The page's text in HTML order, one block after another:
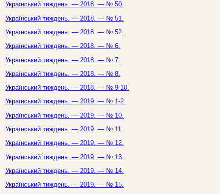
Український тиждень. — 2018. — № 50.
Український тиждень. — 2018. — № 51.
Український тиждень. — 2018. — № 52.
Український тиждень. — 2018. — № 6.
Український тиждень. — 2018. — № 7.
Український тиждень. — 2018. — № 8.
Український тиждень. — 2018. — № 9-10.
Український тиждень. — 2019. — № 1-2.
Український тиждень. — 2019. — № 10.
Український тиждень. — 2019. — № 11.
Український тиждень. — 2019. — № 12.
Український тиждень. — 2019. — № 13.
Український тиждень. — 2019. — № 14.
Український тиждень. — 2019. — № 15.